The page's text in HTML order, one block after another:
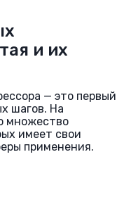
и их
— это первый
шагов. На
множество
имеет свои
применения.